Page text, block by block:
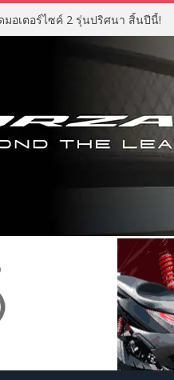
มอเตอร์ไซค์ 2 รุ่นปริศนา สิ้นปีนี้!